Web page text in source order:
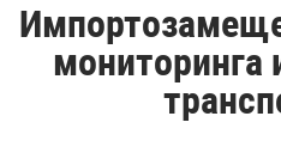
мониторинга